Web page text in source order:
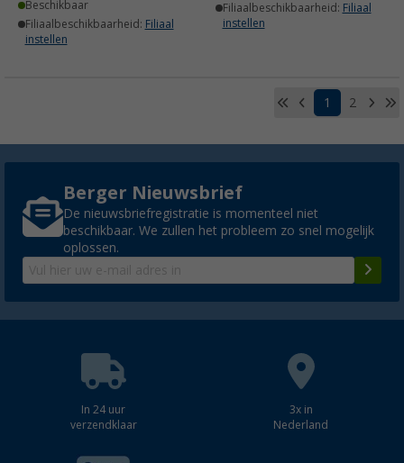
Beschikbaar
Filiaalbeschikbaarheid: Filiaal
instellen
Filiaalbeschikbaarheid: Filiaal
instellen
1 2
Berger Nieuwsbrief
De nieuwsbriefregistratie is momenteel niet
beschikbaar. We zullen het probleem zo snel mogelijk
oplossen.
In 24 uur
verzendklaar
3x in
Nederland